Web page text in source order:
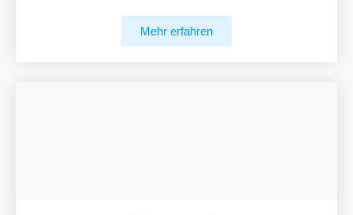
Mehr erfahren